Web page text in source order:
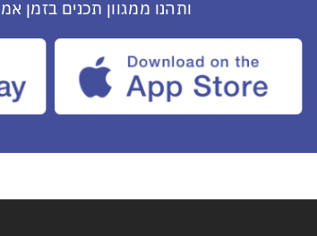
ותהנו ממגוון תכנים בזמן